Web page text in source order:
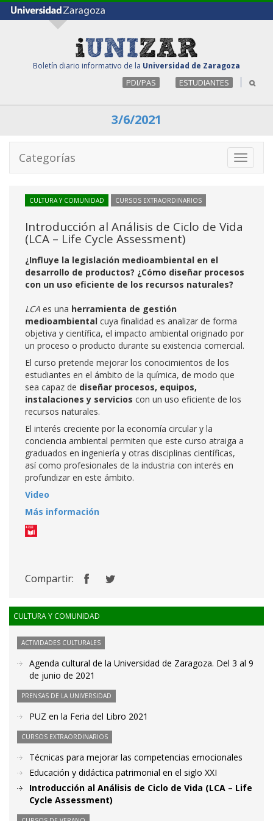
Boletín diario informativo de la Universidad de Zaragoza
PDI/PAS ESTUDIANTES
3/6/2021
Toggle
Categorías
CULTURA Y COMUNIDAD CURSOS EXTRAORDINARIOS
Introducción al Análisis de Ciclo de Vida
(LCA – Life Cycle Assessment)
¿Influye la legislación medioambiental en el
desarrollo de productos? ¿Cómo diseñar procesos
con un uso eficiente de los recursos naturales?
LCA es una herramienta de gestión
medioambiental cuya finalidad es analizar de forma
objetiva y científica, el impacto ambiental originado por
un proceso o producto durante su existencia comercial.
El curso pretende mejorar los conocimientos de los
estudiantes en el ámbito de la química, de modo que
sea capaz de diseñar procesos, equipos,
instalaciones y servicios con un uso eficiente de los
recursos naturales.
El interés creciente por la economía circular y la
conciencia ambiental permiten que este curso atraiga a
graduados en ingeniería y otras disciplinas científicas,
así como profesionales de la industria con interés en
profundizar en este ámbito.
Video
Más información
Compartir:
CULTURA Y COMUNIDAD
ACTIVIDADES CULTURALES
Agenda cultural de la Universidad de Zaragoza. Del 3 al 9
de junio de 2021
PRENSAS DE LA UNIVERSIDAD
PUZ en la Feria del Libro 2021
CURSOS EXTRAORDINARIOS
Técnicas para mejorar las competencias emocionales
Educación y didáctica patrimonial en el siglo XXI
Introducción al Análisis de Ciclo de Vida (LCA – Life
Cycle Assessment)